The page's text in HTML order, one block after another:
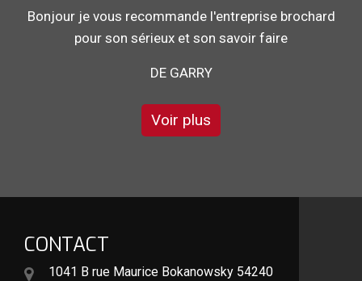
Bonjour je vous recommande l'entreprise brochard
pour son sérieux et son savoir faire
DE GARRY
Voir plus
CONTACT
1041 B rue Maurice Bokanowsky 54240